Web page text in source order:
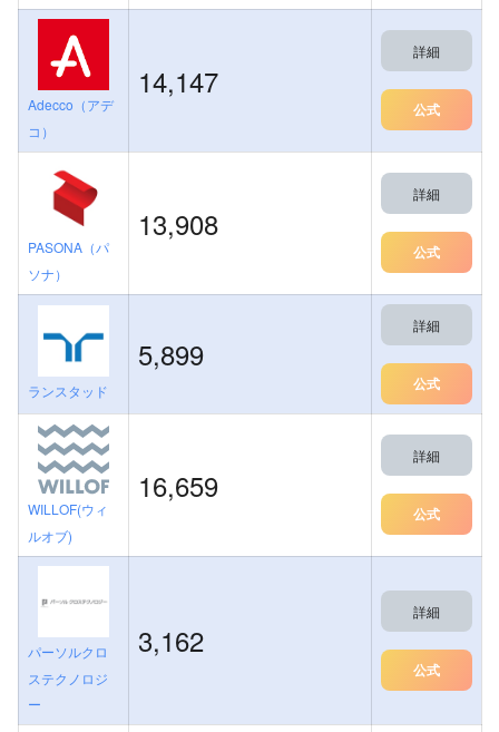
Adecco（アデ
コ）
14,147
詳細
公式
PASONA（パ
ソナ）
13,908
詳細
公式
ランスタッド
5,899
詳細
公式
WILLOF(ウィ
ルオブ)
16,659
詳細
公式
パーソルクロ
ステクノロジ
ー
3,162
詳細
公式